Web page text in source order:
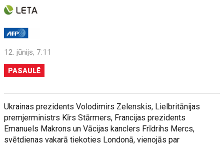
12. jūnijs, 7:11
PASAULĒ
Ukrainas prezidents Volodimirs Zelenskis, Lielbritānijas
premjerministrs Kīrs Stārmers, Francijas prezidents
Emanuels Makrons un Vācijas kanclers Frīdrihs Mercs,
svētdienas vakarā tiekoties Londonā, vienojās par